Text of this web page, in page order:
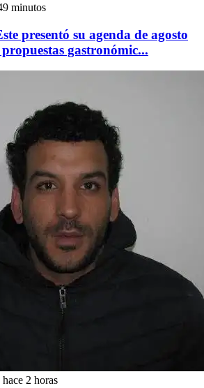
minutos
presentó su agenda de agosto
propuestas gastronómic...
hace 2 horas